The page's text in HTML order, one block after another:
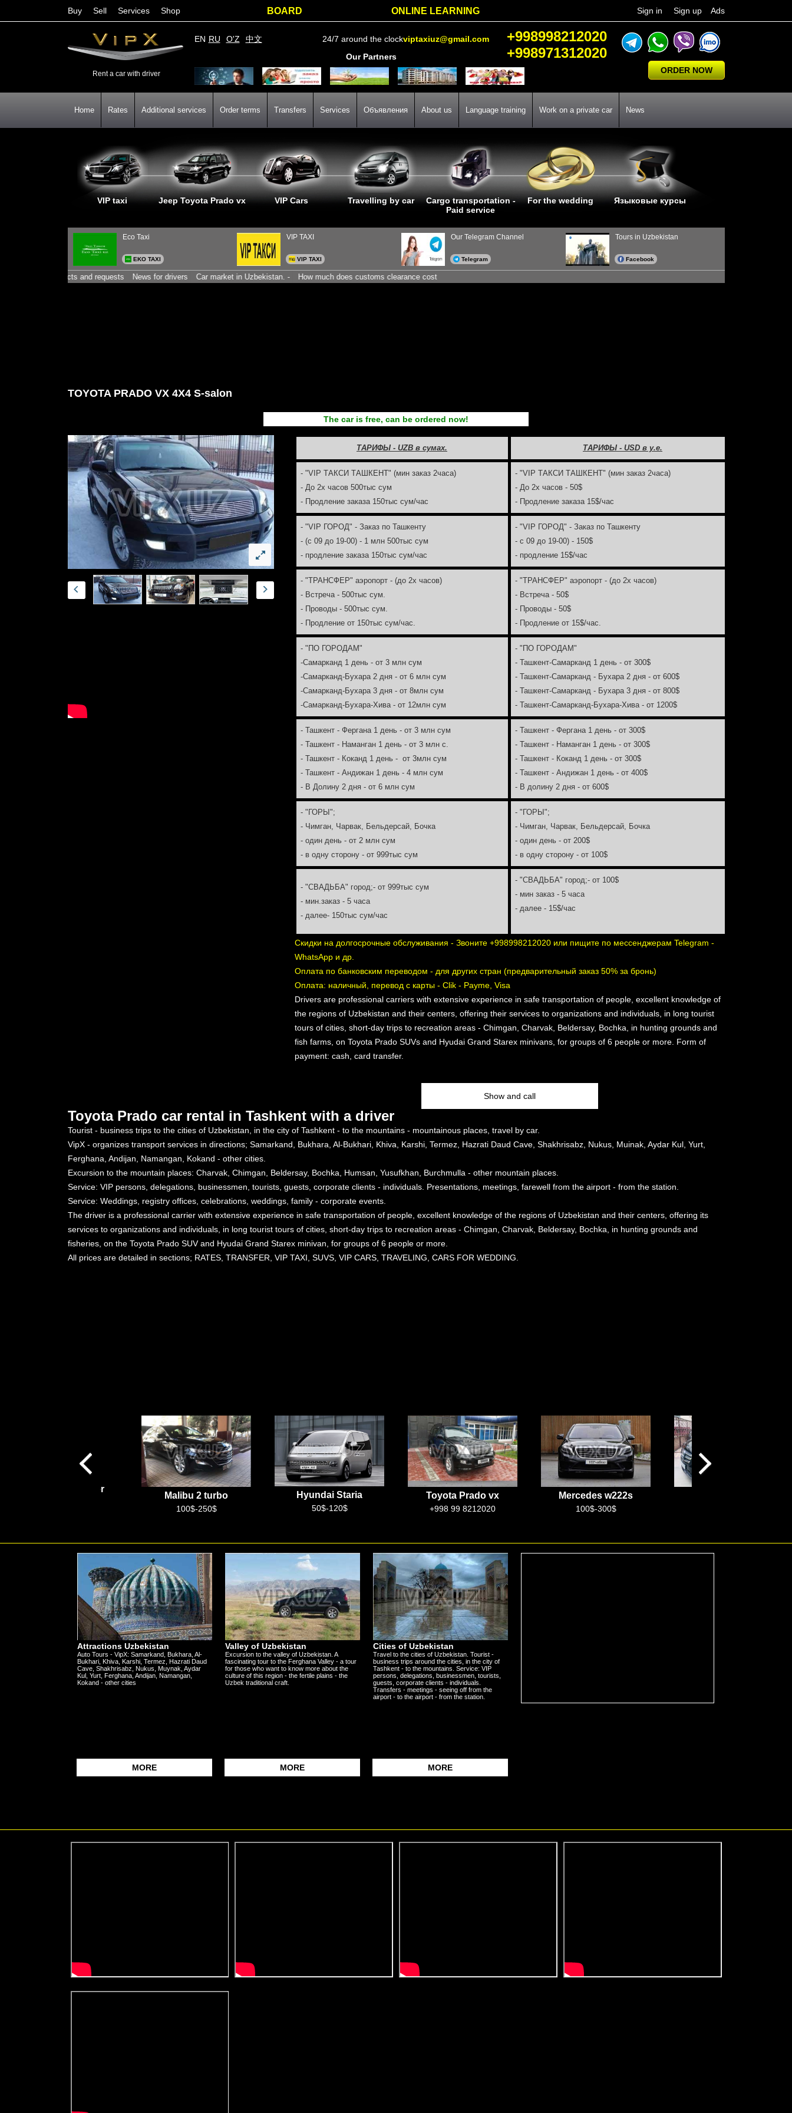
Buy Sell Services Shop BOARD ONLINE LEARNING Sign in Sign up Ads
Rent a car with driver
Our Partners
EN RU O'Z 中文 24/7 around the clock
+998998212020
+998971312020
viptaxiuz@gmail.com
ORDER NOW
Home Rates Additional services Order terms Transfers Services Объявления About us Language training Work on a private car News
VIP taxi Jeep Toyota Prado vx VIP Cars Travelling by car
Cargo transportation -
Paid service
For the wedding Языковые курсы
Eco Taxi
EKO TAXI
VIP TAXI
VIP TAXI
Our Telegram Channel
Telegram
Tours in Uzbekistan
Facebook
- contacts and requests News for drivers Car market in Uzbekistan. - How much does customs clearance cost
TOYOTA PRADO VX 4X4 S-salon
The car is free, can be ordered now!
ТАРИФЫ - UZB в сумах. ТАРИФЫ - USD в у.е.
- "VIP ТАКСИ ТАШКЕНТ" (мин заказ 2часа)
- До 2х часов 500тыс сум
- Продление заказа 150тыс сум/час
- "VIP ТАКСИ ТАШКЕНТ" (мин заказ 2часа)
- До 2х часов - 50$
- Продление заказа 15$/час
- "VIP ГОРОД" - Заказ по Ташкенту
- (с 09 до 19-00) - 1 млн 500тыс сум
- продление заказа 150тыс сум/час
- "VIP ГОРОД" - Заказ по Ташкенту
- с 09 до 19-00) - 150$
- продление 15$/час
- "ТРАНСФЕР" аэропорт - (до 2х часов)
- Встреча - 500тыс сум.
- Проводы - 500тыс сум.
- Продление от 150тыс сум/час.
- "ТРАНСФЕР" аэропорт - (до 2х часов)
- Встреча - 50$
- Проводы - 50$
- Продление от 15$/час.
- "ПО ГОРОДАМ"
-Самарканд 1 день - от 3 млн сум
-Самарканд-Бухара 2 дня - от 6 млн сум
-Самарканд-Бухара 3 дня - от 8млн сум
-Самарканд-Бухара-Хива - от 12млн сум
- "ПО ГОРОДАМ"
- Ташкент-Самарканд 1 день - от 300$
- Ташкент-Самарканд - Бухара 2 дня - от 600$
- Ташкент-Самарканд - Бухара 3 дня - от 800$
- Ташкент-Самарканд-Бухара-Хива - от 1200$
- Ташкент - Фергана 1 день - от 3 млн сум
- Ташкент - Наманган 1 день - от 3 млн с.
- Ташкент - Коканд 1 день - от 3млн сум
- Ташкент - Андижан 1 день - 4 млн сум
- В Долину 2 дня - от 6 млн сум
- Ташкент - Фергана 1 день - от 300$
- Ташкент - Наманган 1 день - от 300$
- Ташкент - Коканд 1 день - от 300$
- Ташкент - Андижан 1 день - от 400$
- В долину 2 дня - от 600$
- "ГОРЫ";
- Чимган, Чарвак, Бельдерсай, Бочка
- один день - от 2 млн сум
- в одну сторону - от 999тыс сум
- "ГОРЫ";
- Чимган, Чарвак, Бельдерсай, Бочка
- один день - от 200$
- в одну сторону - от 100$
- "СВАДЬБА" город;- от 999тыс сум
- мин.заказ - 5 часа
- далее- 150тыс сум/час
- "СВАДЬБА" город;- от 100$
- мин заказ - 5 часа
- далее - 15$/час
Скидки на долгосрочные обслуживания - Звоните +998998212020 или пищите по мессенджерам Telegram -
WhatsApp и др.
Оплата по банковским переводом - для других стран (предварительный заказ 50% за бронь)
Оплата: наличный, перевод с карты - Clik - Payme, Visa
Drivers are professional carriers with extensive experience in safe transportation of people, excellent knowledge of
the regions of Uzbekistan and their centers, offering their services to organizations and individuals, in long tourist
tours of cities, short-day trips to recreation areas - Chimgan, Charvak, Beldersay, Bochka, in hunting grounds and
fish farms, on Toyota Prado SUVs and Hyudai Grand Starex minivans, for groups of 6 people or more. Form of
payment: cash, card transfer.
Show and call
Toyota Prado car rental in Tashkent with a driver
Tourist - business trips to the cities of Uzbekistan, in the city of Tashkent - to the mountains - mountainous places, travel by car.
VipX - organizes transport services in directions; Samarkand, Bukhara, Al-Bukhari, Khiva, Karshi, Termez, Hazrati Daud Cave, Shakhrisabz, Nukus, Muinak, Aydar Kul, Yurt,
Ferghana, Andijan, Namangan, Kokand - other cities.
Excursion to the mountain places: Charvak, Chimgan, Beldersay, Bochka, Humsan, Yusufkhan, Burchmulla - other mountain places.
Service: VIP persons, delegations, businessmen, tourists, guests, corporate clients - individuals. Presentations, meetings, farewell from the airport - from the station.
Service: Weddings, registry offices, celebrations, weddings, family - corporate events.
The driver is a professional carrier with extensive experience in safe transportation of people, excellent knowledge of the regions of Uzbekistan and their centers, offering its
services to organizations and individuals, in long tourist tours of cities, short-day trips to recreation areas - Chimgan, Charvak, Beldersay, Bochka, in hunting grounds and
fisheries, on the Toyota Prado SUV and Hyudai Grand Starex minivan, for groups of 6 people or more.
All prices are detailed in sections; RATES, TRANSFER, VIP TAXI, SUVS, VIP CARS, TRAVELING, CARS FOR WEDDING.
Hyundai Staria
50$-120$
Toyota Prado vx
+998 99 8212020
Mercedes w222s
100$-300$
Mercedes Vito
100$-250$
Attractions Uzbekistan
Auto Tours - VipX: Samarkand, Bukhara, Al-
Bukhari, Khiva, Karshi, Termez, Hazrati Daud
Cave, Shakhrisabz, Nukus, Muynak, Aydar
Kul, Yurt, Ferghana, Andijan, Namangan,
Kokand - other cities
MORE
Valley of Uzbekistan
Excursion to the valley of Uzbekistan. A
fascinating tour to the Ferghana Valley - a tour
for those who want to know more about the
culture of this region - the fertile plains - the
Uzbek traditional craft.
MORE
Cities of Uzbekistan
Travel to the cities of Uzbekistan. Tourist -
business trips around the cities, in the city of
Tashkent - to the mountains. Service: VIP
persons, delegations, businessmen, tourists,
guests, corporate clients - individuals.
Transfers - meetings - seeing off from the
airport - to the airport - from the station.
MORE